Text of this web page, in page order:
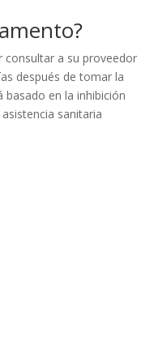
consultar a su proveedor
después de tomar la
en la inhibición
sanitaria